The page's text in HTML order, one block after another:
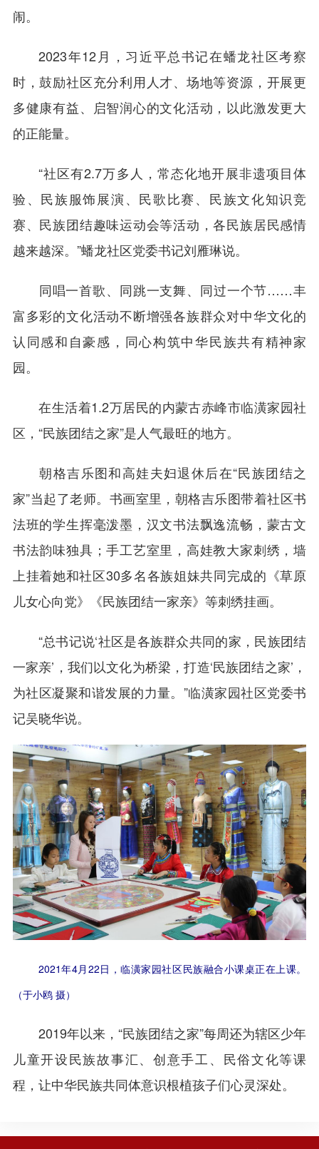
闹。
2023年12月，习近平总书记在蟠龙社区考察
时，鼓励社区充分利用人才、场地等资源，开展更
多健康有益、启智润心的文化活动，以此激发更大
的正能量。
“社区有2.7万多人，常态化地开展非遗项目体
验、民族服饰展演、民歌比赛、民族文化知识竞
赛、民族团结趣味运动会等活动，各民族居民感情
越来越深。”蟠龙社区党委书记刘雁琳说。
同唱一首歌、同跳一支舞、同过一个节……丰
富多彩的文化活动不断增强各族群众对中华文化的
认同感和自豪感，同心构筑中华民族共有精神家
园。
在生活着1.2万居民的内蒙古赤峰市临潢家园社
区，“民族团结之家”是人气最旺的地方。
朝格吉乐图和高娃夫妇退休后在“民族团结之
家”当起了老师。书画室里，朝格吉乐图带着社区书
法班的学生挥毫泼墨，汉文书法飘逸流畅，蒙古文
书法韵味独具；手工艺室里，高娃教大家刺绣，墙
上挂着她和社区30多名各族姐妹共同完成的《草原
儿女心向党》《民族团结一家亲》等刺绣挂画。
“总书记说‘社区是各族群众共同的家，民族团结
一家亲’，我们以文化为桥梁，打造‘民族团结之家’，
为社区凝聚和谐发展的力量。”临潢家园社区党委书
记吴晓华说。
2021年4月22日，临潢家园社区民族融合小课桌正在上课。
（于小鸥 摄）
2019年以来，“民族团结之家”每周还为辖区少年
儿童开设民族故事汇、创意手工、民俗文化等课
程，让中华民族共同体意识根植孩子们心灵深处。